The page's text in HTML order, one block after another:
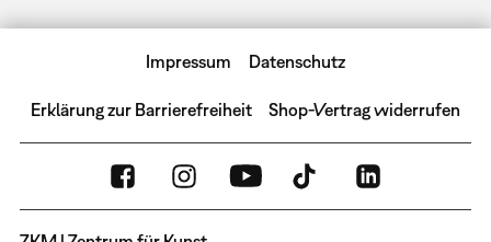
Impressum Datenschutz
Erklärung zur Barrierefreiheit Shop-Vertrag widerrufen